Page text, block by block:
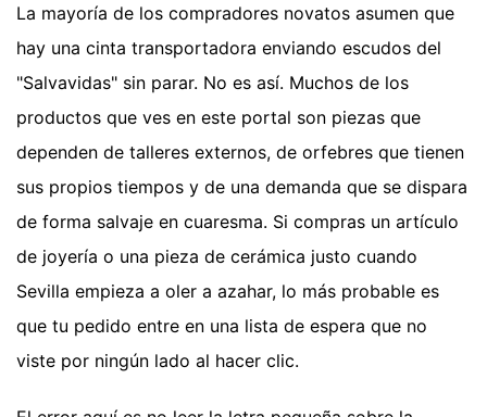
La mayoría de los compradores novatos asumen que
hay una cinta transportadora enviando escudos del
"Salvavidas" sin parar. No es así. Muchos de los
productos que ves en este portal son piezas que
dependen de talleres externos, de orfebres que tienen
sus propios tiempos y de una demanda que se dispara
de forma salvaje en cuaresma. Si compras un artículo
de joyería o una pieza de cerámica justo cuando
Sevilla empieza a oler a azahar, lo más probable es
que tu pedido entre en una lista de espera que no
viste por ningún lado al hacer clic.